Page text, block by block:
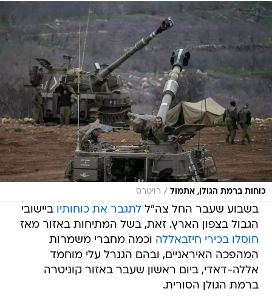
כוחות ברמת הגולן, אתמול / רויטרס
בשבוע שעבר החל צה"ללתגבר את כוחותיו ביישובי
הגבול בצפון הארץ. זאת, בשל המתיחות באזור מאז
חוסלו בכירי חיזבאללה וכמה מחברי משמרות
המהפכה האיראניים, ובהם הגנרל עלי מוחמד
אללה-דאדי, ביום ראשון שעבר באזור קוניטרה
ברמת הגולן הסורית.